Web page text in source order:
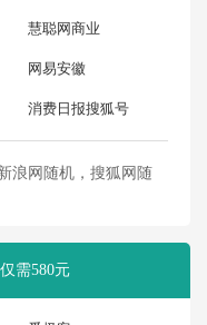
慧聪网商业
网易安徽
消费日报搜狐号
浪网随机，搜狐网随
仅需580元